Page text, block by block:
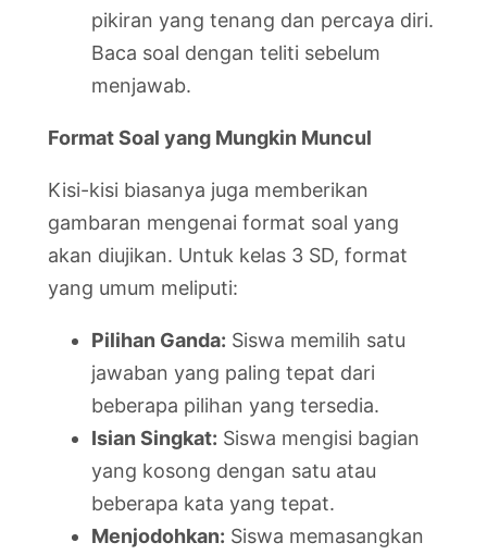
pikiran yang tenang dan percaya diri.
Baca soal dengan teliti sebelum
menjawab.
Format Soal yang Mungkin Muncul
Kisi-kisi biasanya juga memberikan
gambaran mengenai format soal yang
akan diujikan. Untuk kelas 3 SD, format
yang umum meliputi:
Pilihan Ganda: Siswa memilih satu
jawaban yang paling tepat dari
beberapa pilihan yang tersedia.
Isian Singkat: Siswa mengisi bagian
yang kosong dengan satu atau
beberapa kata yang tepat.
Menjodohkan: Siswa memasangkan